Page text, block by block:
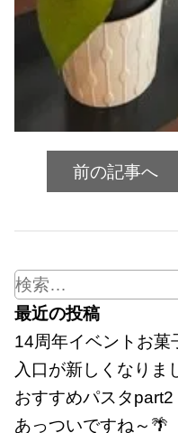
前の記事へ
検
索:
最近の投稿
14周年イベントお菓
入口が新しくなりま
おすすめパスタpart2
あっついですね～🌴